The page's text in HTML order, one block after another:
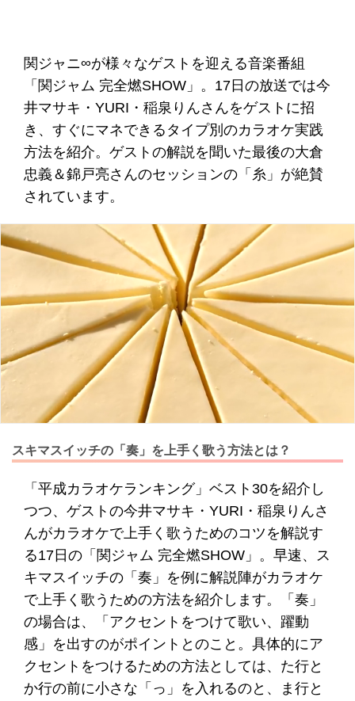
関ジャニ∞が様々なゲストを迎える音楽番組
「関ジャム 完全燃SHOW」。17日の放送では今
井マサキ・YURI・稲泉りんさんをゲストに招
き、すぐにマネできるタイプ別のカラオケ実践
方法を紹介。ゲストの解説を聞いた最後の大倉
忠義＆錦戸亮さんのセッションの「糸」が絶賛
されています。
スキマスイッチの「奏」を上手く歌う方法とは？
「平成カラオケランキング」ベスト30を紹介し
つつ、ゲストの今井マサキ・YURI・稲泉りんさ
んがカラオケで上手く歌うためのコツを解説す
る17日の「関ジャム 完全燃SHOW」。早速、ス
キマスイッチの「奏」を例に解説陣がカラオケ
で上手く歌うための方法を紹介します。「奏」
の場合は、「アクセントをつけて歌い、躍動
感」を出すのがポイントとのこと。具体的にア
クセントをつけるための方法としては、た行と
か行の前に小さな「っ」を入れるのと、ま行と